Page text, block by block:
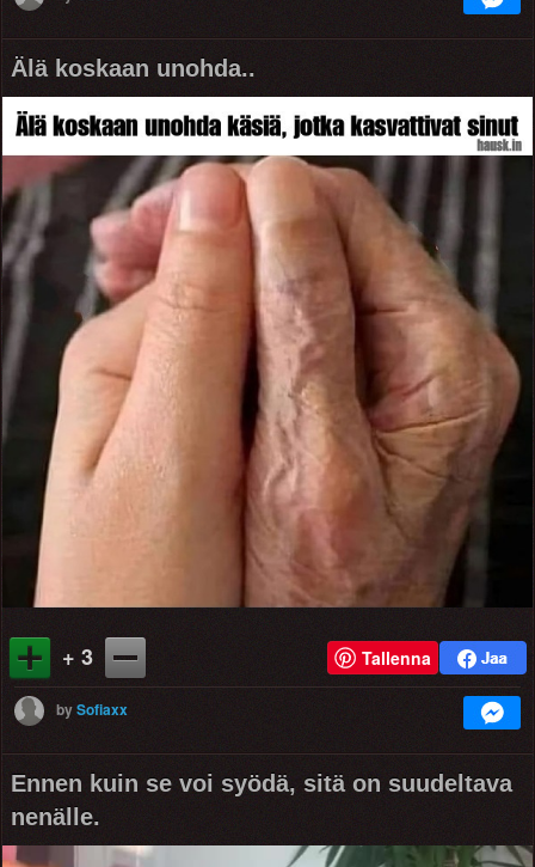
Älä koskaan unohda..
+ 3 Tallenna
bySofiaxx
Ennen kuin se voi syödä, sitä on suudeltava
nenälle.